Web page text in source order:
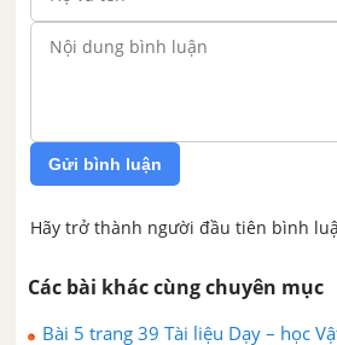
Gửi bình luận
Hãy trở thành người đầu tiên bình
Các bài khác cùng chuyên mục
Bài 5 trang 39 Tài liệu Dạy – học